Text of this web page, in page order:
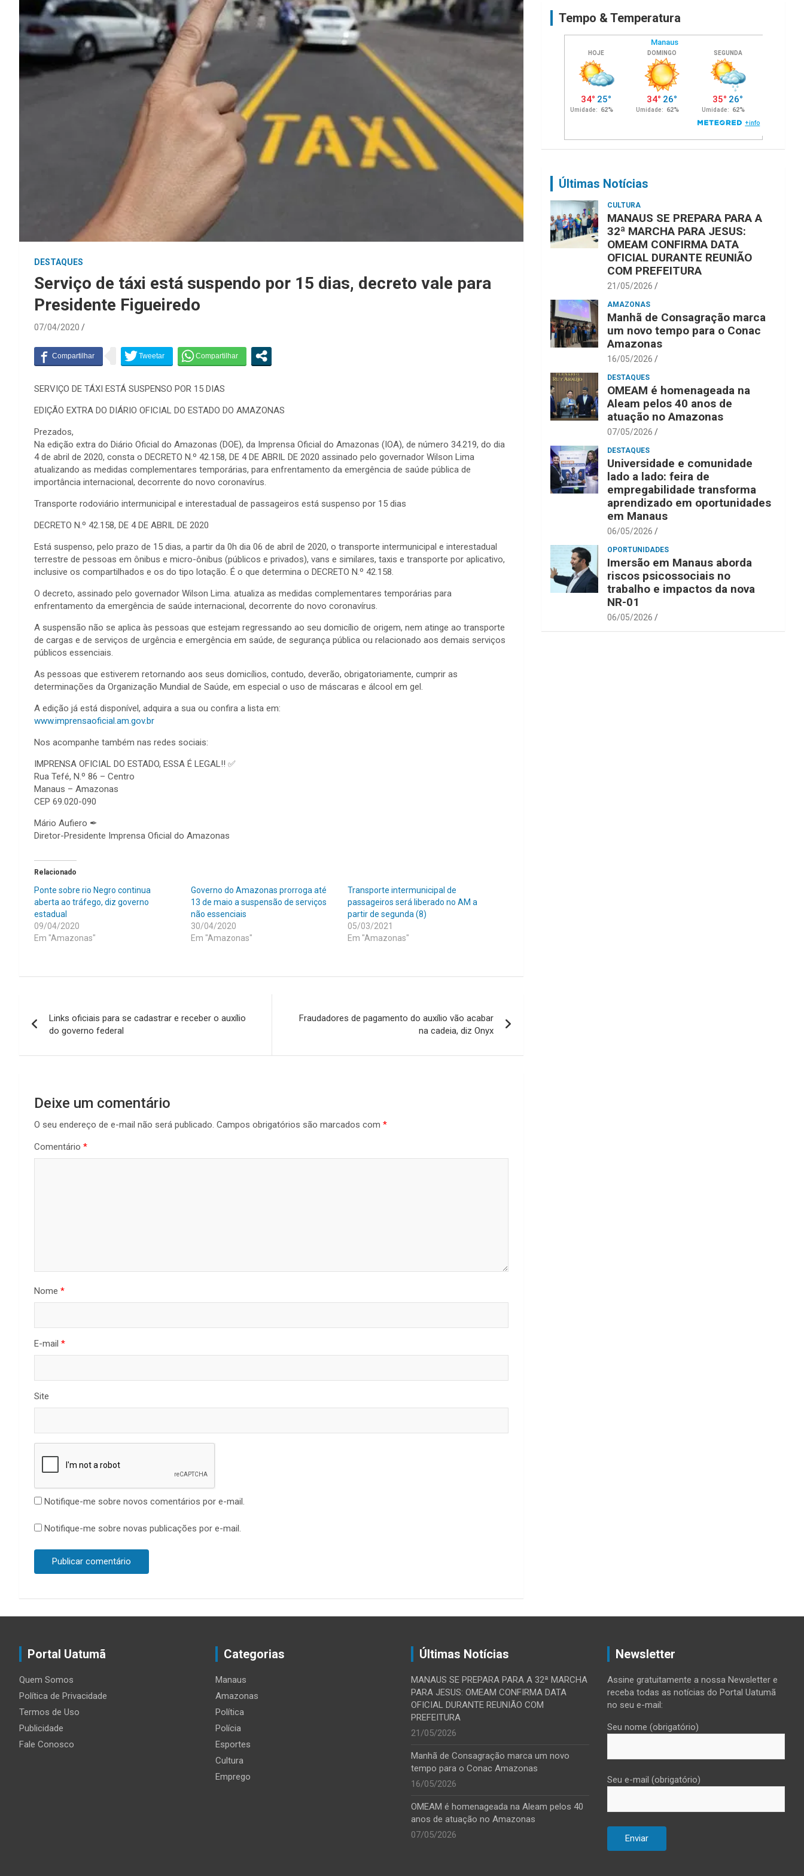
DESTAQUES
Serviço de táxi está suspendo por 15 dias, decreto vale para
Presidente Figueiredo
07/04/2020
SERVIÇO DE TÁXI ESTÁ SUSPENSO POR 15 DIAS
EDIÇÃO EXTRA DO DIÁRIO OFICIAL DO ESTADO DO AMAZONAS
Prezados,
Na edição extra do Diário Oficial do Amazonas (DOE), da Imprensa Oficial do Amazonas (IOA), de número 34.219, do dia
4 de abril de 2020, consta o DECRETO N.º 42.158, DE 4 DE ABRIL DE 2020 assinado pelo governador Wilson Lima
atualizando as medidas complementares temporárias, para enfrentamento da emergência de saúde pública de
importância internacional, decorrente do novo coronavírus.
Transporte rodoviário intermunicipal e interestadual de passageiros está suspenso por 15 dias
DECRETO N.º 42.158, DE 4 DE ABRIL DE 2020
Está suspenso, pelo prazo de 15 dias, a partir da 0h dia 06 de abril de 2020, o transporte intermunicipal e interestadual
terrestre de pessoas em ônibus e micro-ônibus (públicos e privados), vans e similares, taxis e transporte por aplicativo,
inclusive os compartilhados e os do tipo lotação. É o que determina o DECRETO N.º 42.158.
O decreto, assinado pelo governador Wilson Lima. atualiza as medidas complementares temporárias para
enfrentamento da emergência de saúde internacional, decorrente do novo coronavírus.
A suspensão não se aplica às pessoas que estejam regressando ao seu domicílio de origem, nem atinge ao transporte
de cargas e de serviços de urgência e emergência em saúde, de segurança pública ou relacionado aos demais serviços
públicos essenciais.
As pessoas que estiverem retornando aos seus domicílios, contudo, deverão, obrigatoriamente, cumprir as
determinações da Organização Mundial de Saúde, em especial o uso de máscaras e álcool em gel.
A edição já está disponível, adquira a sua ou confira a lista em:
www.imprensaoficial.am.gov.br
Nos acompanhe também nas redes sociais:
IMPRENSA OFICIAL DO ESTADO, ESSA É LEGAL!! ✅
Rua Tefé, N.º 86 – Centro
Manaus – Amazonas
CEP 69.020-090
Mário Aufiero ✒
Diretor-Presidente Imprensa Oficial do Amazonas
Relacionado
Ponte sobre rio Negro continua
aberta ao tráfego, diz governo
estadual
09/04/2020
Em "Amazonas"
Governo do Amazonas prorroga até
13 de maio a suspensão de serviços
não essenciais
30/04/2020
Em "Amazonas"
Transporte intermunicipal de
passageiros será liberado no AM a
partir de segunda (8)
05/03/2021
Em "Amazonas"
de
Post
Links oficiais para se cadastrar e receber o auxílio
do governo federal
Fraudadores de pagamento do auxílio vão acabar
na cadeia, diz Onyx
Deixe um comentário
O seu endereço de e-mail não será publicado. Campos obrigatórios são marcados com *
Comentário *
Nome *
E-mail *
Site
Notifique-me sobre novos comentários por e-mail.
Notifique-me sobre novas publicações por e-mail.
Tempo & Temperatura
Últimas Notícias
CULTURA
MANAUS SE PREPARA PARA A
32ª MARCHA PARA JESUS:
OMEAM CONFIRMA DATA
OFICIAL DURANTE REUNIÃO
COM PREFEITURA
21/05/2026
AMAZONAS
Manhã de Consagração marca
um novo tempo para o Conac
Amazonas
16/05/2026
DESTAQUES
OMEAM é homenageada na
Aleam pelos 40 anos de
atuação no Amazonas
07/05/2026
DESTAQUES
Universidade e comunidade
lado a lado: feira de
empregabilidade transforma
aprendizado em oportunidades
em Manaus
06/05/2026
OPORTUNIDADES
Imersão em Manaus aborda
riscos psicossociais no
trabalho e impactos da nova
NR-01
06/05/2026
Portal Uatumã
Quem Somos
Política de Privacidade
Termos de Uso
Publicidade
Fale Conosco
Categorias
Manaus
Amazonas
Política
Polícia
Esportes
Cultura
Emprego
Últimas Notícias
MANAUS SE PREPARA PARA A 32ª MARCHA
PARA JESUS: OMEAM CONFIRMA DATA
OFICIAL DURANTE REUNIÃO COM
PREFEITURA
21/05/2026
Manhã de Consagração marca um novo
tempo para o Conac Amazonas
16/05/2026
OMEAM é homenageada na Aleam pelos 40
anos de atuação no Amazonas
07/05/2026
Newsletter
Assine gratuitamente a nossa Newsletter e
receba todas as notícias do Portal Uatumã
no seu e-mail:
Seu nome (obrigatório)
Seu e-mail (obrigatório)